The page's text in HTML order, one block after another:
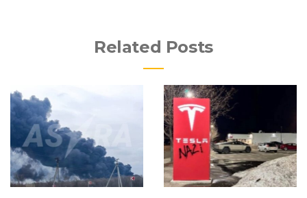
Related Posts